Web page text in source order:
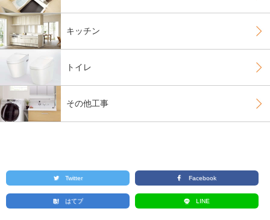
キッチン
トイレ
その他工事
Twitter Facebook
はてブ LINE